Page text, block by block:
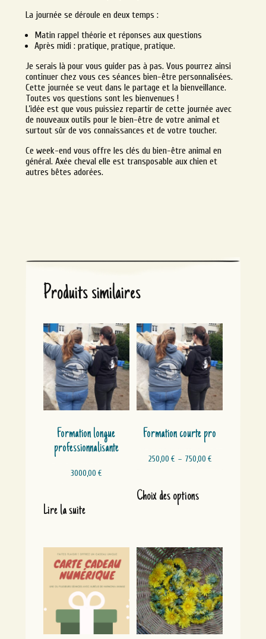
La journée se déroule en deux temps :
Matin rappel théorie et réponses aux questions
Après midi : pratique, pratique, pratique.
Je serais là pour vous guider pas à pas. Vous pourrez ainsi
continuer chez vous ces séances bien-être personnalisées.
Cette journée se veut dans le partage et la bienveillance.
Toutes vos questions sont les bienvenues !
L’idée est que vous puissiez repartir de cette journée avec
de nouveaux outils pour le bien-être de votre animal et
surtout sûr de vos connaissances et de votre toucher.
Ce week-end vous offre les clés du bien-être animal en
général. Axée cheval elle est transposable aux chien et
autres bêtes adorées.
Produits similaires
Formation longue
professionnalisante
3000,00€
Lire la suite
Formation courte pro
250,00 € – 750,00 €Plage
Choix des optionsa
peuvent
être
choisies
sur
la
page
du
produit